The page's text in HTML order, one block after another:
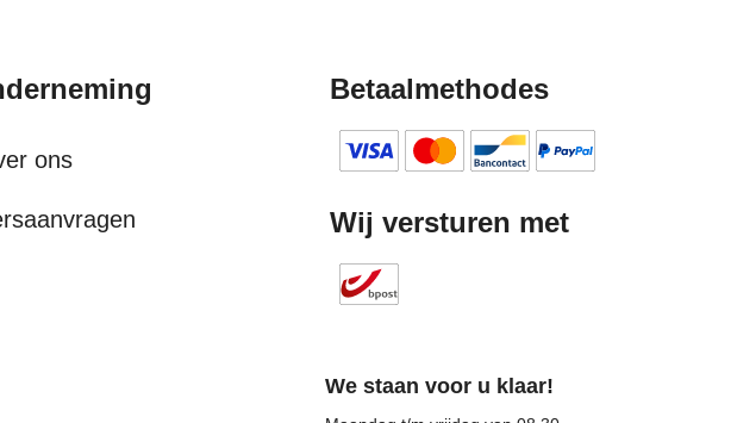
ons
Betaalmethodes
Wij versturen met
We staan voor u klaar!